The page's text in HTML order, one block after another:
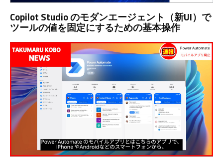
Copilot Studio のモダンエージェント（新UI）で
ツールの値を固定にするための基本操作